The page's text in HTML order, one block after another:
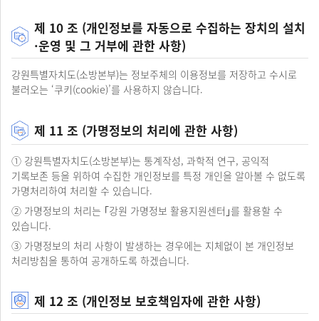
처리정지
결과통지
정정
·
삭제,
처리정지
(거절,
타법령
관련사항등)
제 10 조 (개인정보를 자동으로 수집하는 장치의 설치
·운영 및 그 거부에 관한 사항)
강원특별자치도(소방본부)는 정보주체의 이용정보를 저장하고 수시로
불러오는 ‘쿠키(cookie)’를 사용하지 않습니다.
제 11 조 (가명정보의 처리에 관한 사항)
① 강원특별자치도(소방본부)는 통계작성, 과학적 연구, 공익적
기록보존 등을 위하여 수집한 개인정보를 특정 개인을 알아볼 수 없도록
가명처리하여 처리할 수 있습니다.
② 가명정보의 처리는 ｢강원 가명정보 활용지원센터｣를 활용할 수
있습니다.
③ 가명정보의 처리 사항이 발생하는 경우에는 지체없이 본 개인정보
처리방침을 통하여 공개하도록 하겠습니다.
제 12 조 (개인정보 보호책임자에 관한 사항)